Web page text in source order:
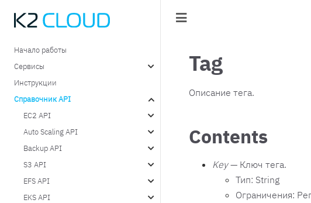
Начало работы
Сервисы
Инструкции
Справочник API
EC2 API
Auto Scaling API
Backup API
S3 API
EFS API
EKS API
Tag
Описание тега.
Contents
Key— Ключ тега.
Тип: String
Ограничения: